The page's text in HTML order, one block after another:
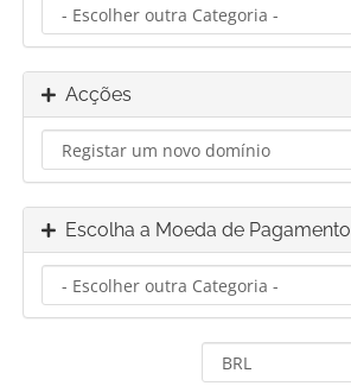
Acções
Escolha a Moeda de Pagamento